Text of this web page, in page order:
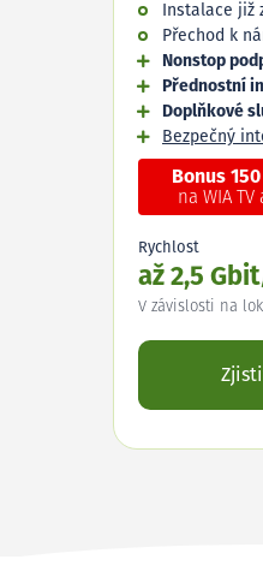
Instalace již
Přechod k
Nonstop
Přednostní
Doplňkové
Bezpečný
Bonus
na WIA
Rychlost
až 2,5
V závislosti na